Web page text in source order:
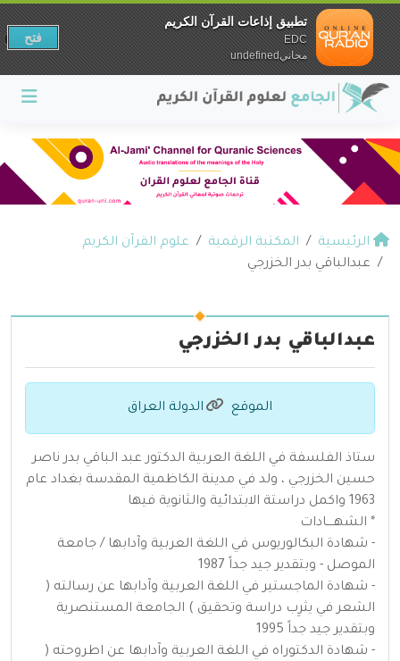
الرئيسية المكتبة الرقمية
علوم القرآن الكريم
عبدالباقي بدر الخزرجي
عبدالباقي بدر الخزرجي
الموقع الدولة العراق
ستاذ الفلسفة في اللغة العربية الدكتور عبد الباقي بدر ناصر
حسين الخزرجي ، ولد في مدينة الكاظمية المقدسة بغداد عام
1963 واكمل دراستة الابتدائية والثانوية فيها
* الشهــــادات
- شهادة البكالوريوس في اللغة العربية وآدابها / جامعة
الموصل - وبتقدير جيد جداً 1987
- شهادة الماجستير في اللغة العربية وآدابها عن رسالته (
الشعر في يثرِب دراسة وتحقيق ) الجامعة المستنصرية
وبتقدير جيد جداً 1995
- شهادة الدكتوراه في اللغة العربية وآدابها عن اطروحته (
تطبيق إذاعات القرآن الكريم
EDC
مجانيundefined
فتح